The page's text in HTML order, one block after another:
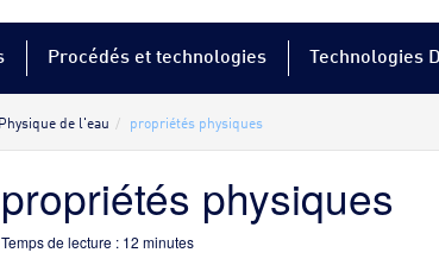
Procédés et technologies Technologies
Physique de l'eau propriétés physiques
propriétés physiques
Temps de lecture : 12 minutes